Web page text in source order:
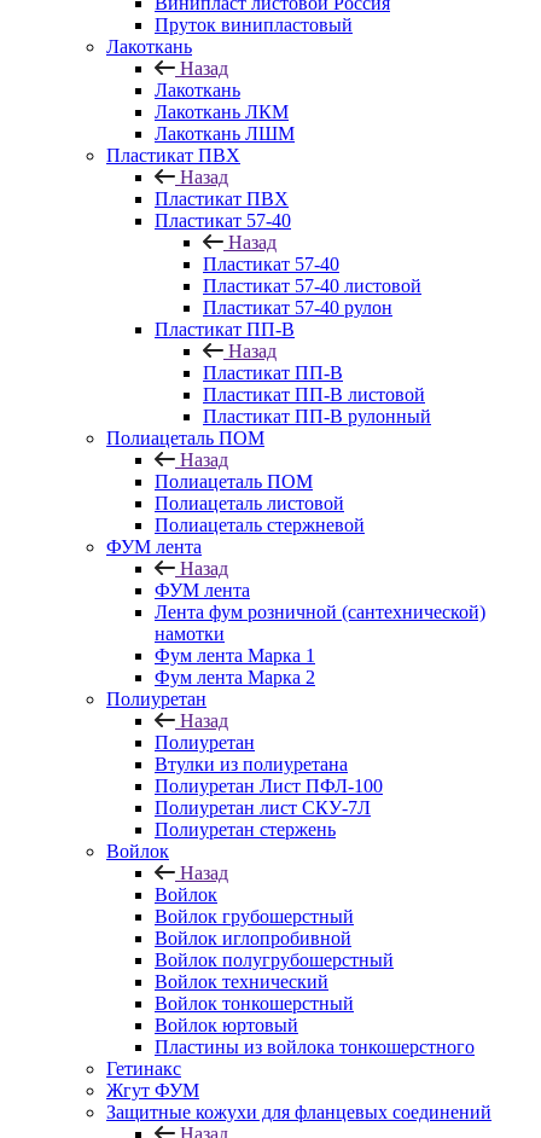
Пруток винипластовый
Лакоткань
Назад
Лакоткань
Лакоткань ЛКМ
Лакоткань ЛШМ
Пластикат ПВХ
Назад
Пластикат ПВХ
Пластикат 57-40
Назад
Пластикат 57-40
Пластикат 57-40 листовой
Пластикат 57-40 рулон
Пластикат ПП-В
Назад
Пластикат ПП-В
Пластикат ПП-В листовой
Пластикат ПП-В рулонный
Полиацеталь ПОМ
Назад
Полиацеталь ПОМ
Полиацеталь листовой
Полиацеталь стержневой
ФУМ лента
Назад
ФУМ лента
Лента фум розничной (сантехнической)
намотки
Фум лента Марка 1
Фум лента Марка 2
Полиуретан
Назад
Полиуретан
Втулки из полиуретана
Полиуретан Лист ПФЛ-100
Полиуретан лист СКУ-7Л
Полиуретан стержень
Войлок
Назад
Войлок
Войлок грубошерстный
Войлок иглопробивной
Войлок полугрубошерстный
Войлок технический
Войлок тонкошерстный
Войлок юртовый
Пластины из войлока тонкошерстного
Гетинакс
Жгут ФУМ
Защитные кожухи для фланцевых соединений